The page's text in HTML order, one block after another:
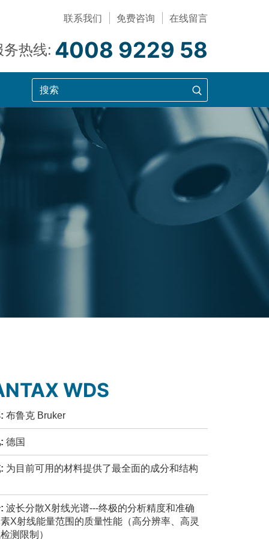
联系我们 免费咨询 在线留言
务热线: 4008 9229 58
WDS
布鲁克 Bruker
德国
为目前可用的材料提供了最全面的成分和结构
波长分散X射线光谱---终极的分析精度和准确
X射线能量范围的质量性能（高分辨率、高灵
测限制）